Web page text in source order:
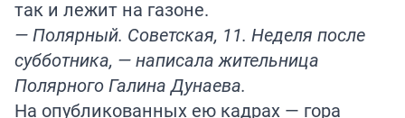
так и лежит на газоне.
— Полярный. Советская, 11. Неделя после
субботника, — написала жительница
Полярного Галина Дунаева.
На опубликованных ею кадрах — гора